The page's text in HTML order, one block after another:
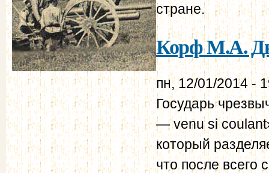
стране.
Корф М.А.
пн, 12/01/2014 -
Государь
— venu si
который
что после всего